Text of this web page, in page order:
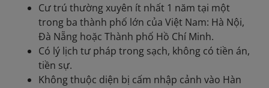
Cư trú thường xuyên ít nhất 1 năm tại một
trong ba thành phố lớn của Việt Nam: Hà Nội,
Đà Nẵng hoặc Thành phố Hồ Chí Minh.
Có lý lịch tư pháp trong sạch, không có tiền án,
tiền sự.
Không thuộc diện bị cấm nhập cảnh vào Hàn